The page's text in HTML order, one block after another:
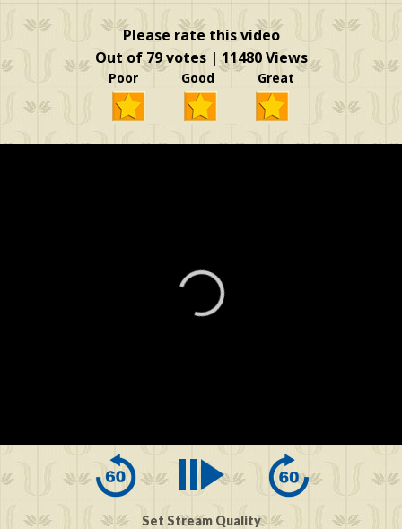
Please rate this video
Out of 79 votes | 11480 Views
Poor Good Great
of
Set Stream Quality